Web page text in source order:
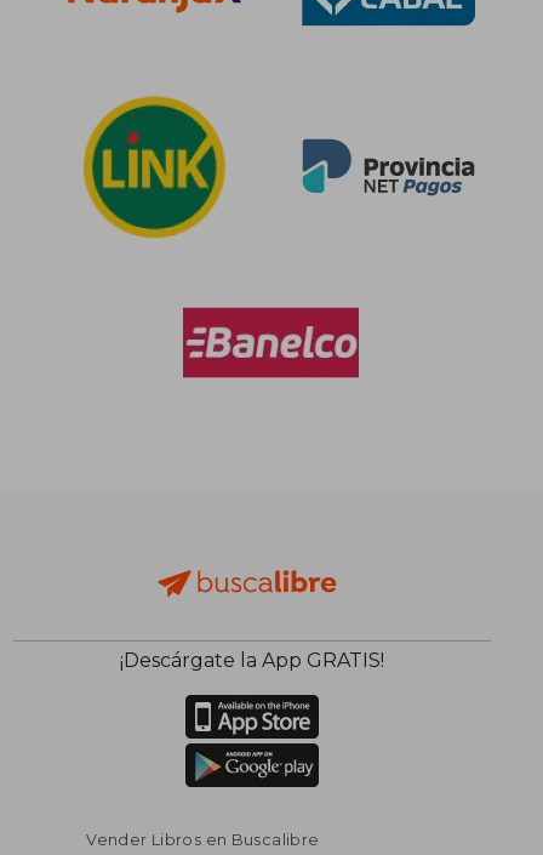
¡Descárgate la App GRATIS!
Vender Libros en Buscalibre